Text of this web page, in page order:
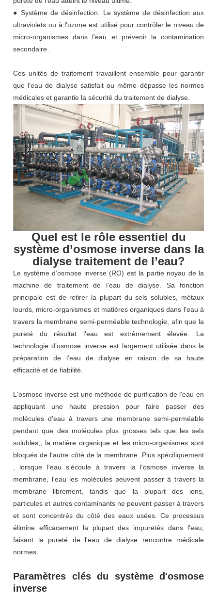
● Système de désinfection: Le système de désinfection aux
ultraviolets ou à l'ozone est utilisé pour contrôler le niveau de
micro-organismes dans l'eau et prévenir la contamination
secondaire .
Ces unités de traitement travaillent ensemble pour garantir
que l’eau de dialyse satisfait ou même dépasse les normes
médicales et garantie la sécurité du traitement de dialyse.
Quel est le rôle essentiel du
système d’osmose inverse dans la
dialyse traitement de l’eau?
Le système d’osmose inverse (RO) est la partie noyau de la
machine de traitement de l’eau de dialyse. Sa fonction
principale est de retirer la plupart du sels solubles, métaux
lourds, micro-organismes et matières organiques dans l'eau à
travers la membrane semi-perméable technologie, afin que la
pureté du résultat l’eau est extrêmement élevée. La
technologie d’osmose inverse est largement utilisée dans la
préparation de l’eau de dialyse en raison de sa haute
efficacité et de fiabilité.
L'osmose inverse est une méthode de purification de l'eau en
appliquant une haute pression pour faire passer des
molécules d'eau à travers une membrane semi-perméable
pendant que des molécules plus grosses tels que les sels
solubles,, la matière organique et les micro-organismes sont
bloqués de l'autre côté de la membrane. Plus spécifiquement
, lorsque l'eau s'écoule à travers la l'osmose inverse la
membrane, l'eau les molécules peuvent passer à travers la
membrane librement, tandis que la plupart des ions,
particules et autres contaminants ne peuvent passer à travers
et sont concentrés du côté des eaux usées. Ce processus
élimine efficacement la plupart des impuretés dans l'eau,
faisant la pureté de l'eau de dialyse rencontre médicale
normes.
Paramètres clés du système d'osmose
inverse